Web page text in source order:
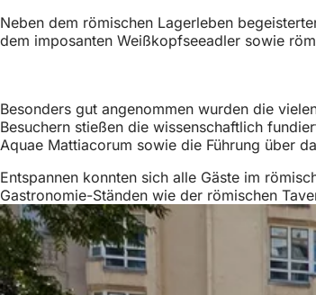
Neben dem römischen Lagerleben
dem imposanten Weißkopfseeadler sowie
Besonders gut angenommen wurden die
Besuchern stießen die wissenschaftlich
Aquae Mattiacorum sowie die Führung über
Entspannen konnten sich alle Gäste im
Gastronomie-Ständen wie der römischen